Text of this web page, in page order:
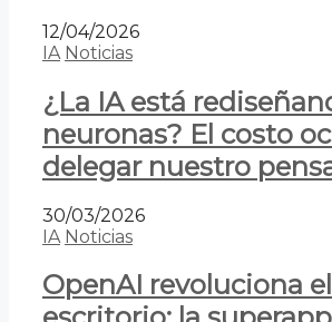
12/04/2026
IA Noticias
¿La IA está
neuronas? El costo
delegar nuestro
30/03/2026
IA Noticias
OpenAI revoluciona el